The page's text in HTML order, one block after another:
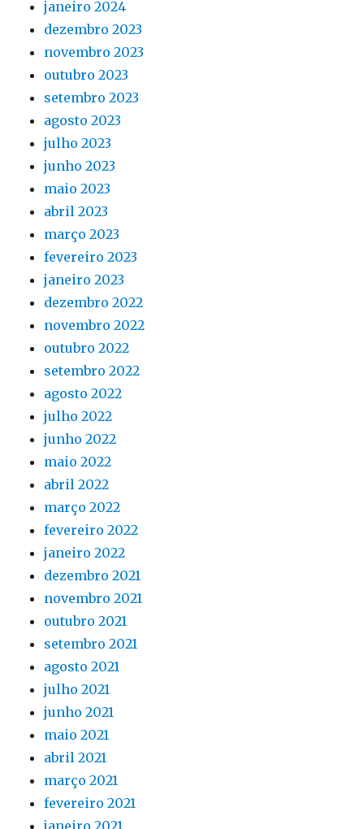
janeiro 2024
dezembro 2023
novembro 2023
outubro 2023
setembro 2023
agosto 2023
julho 2023
junho 2023
maio 2023
abril 2023
março 2023
fevereiro 2023
janeiro 2023
dezembro 2022
novembro 2022
outubro 2022
setembro 2022
agosto 2022
julho 2022
junho 2022
maio 2022
abril 2022
março 2022
fevereiro 2022
janeiro 2022
dezembro 2021
novembro 2021
outubro 2021
setembro 2021
agosto 2021
julho 2021
junho 2021
maio 2021
abril 2021
março 2021
fevereiro 2021
janeiro 2021